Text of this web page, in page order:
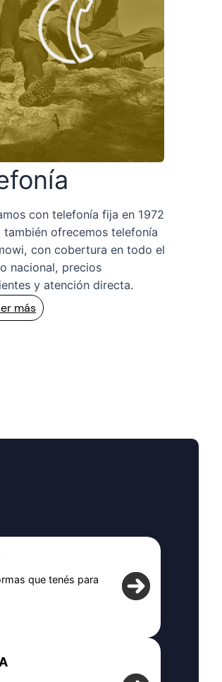
con telefonía fija en 1972
también ofrecemos telefonía
con cobertura en todo el
nacional, precios
y atención directa.
más
que tenés para